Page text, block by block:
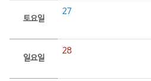
토요일
27
일요일
28